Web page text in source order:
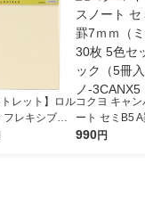
トレット】ロル
フレキシブル
A5 4分割 ク
コクヨ キャ
ート セミB5
（ミリ） 30
990円